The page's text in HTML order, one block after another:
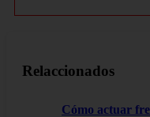
Relaccionados
Cómo actuar